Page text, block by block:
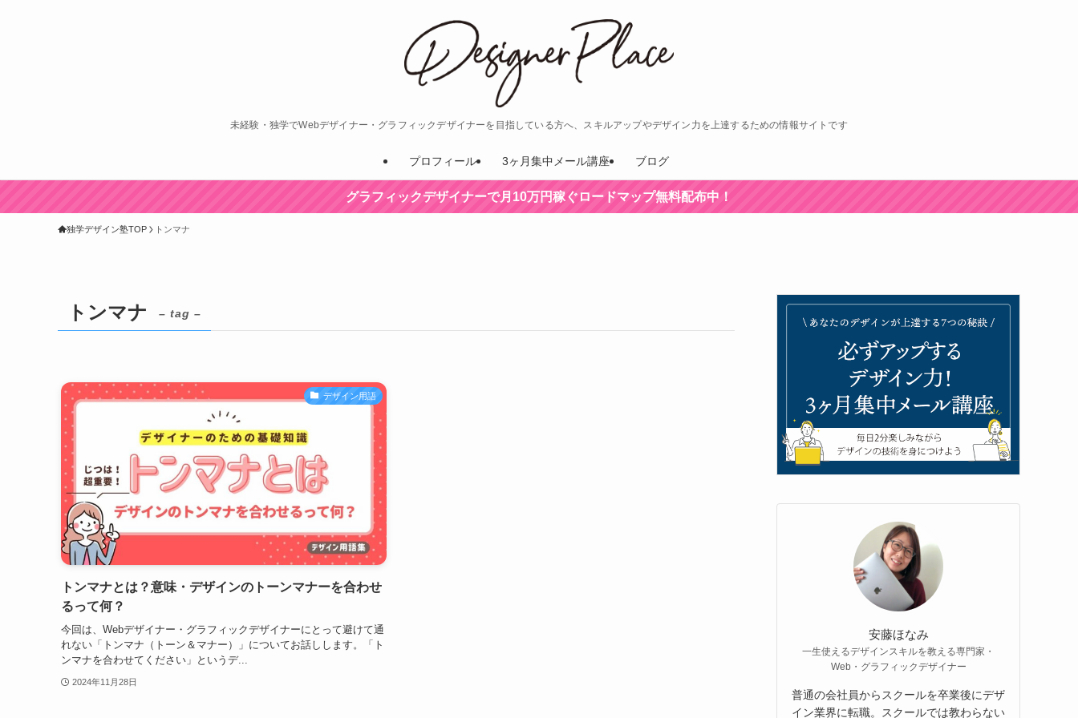
未経験・独学でWebデザイナー・グラフィックデザイナーを目指している方へ、スキルアップやデザイン力を上達するための情報サイトです
プロフィール 3ヶ月集中メール講座 ブログ
グラフィックデザイナーで月10万円稼ぐロードマップ無料配布中！
独学デザイン塾TOP トンマナ
トンマナ – tag –
デザイン用語
トンマナとは？意味・デザインのトーンマナーを合わせ
るって何？
今回は、Webデザイナー・グラフィックデザイナーにとって避けて通
れない「トンマナ（トーン＆マナー）」についてお話しします。「ト
ンマナを合わせてください」というデ...
2024年11月28日
安藤ほなみ
一生使えるデザインスキルを教える専門家・
Web・グラフィックデザイナー
普通の会社員からスクールを卒業後にデザ
イン業界に転職。スクールでは教わらない